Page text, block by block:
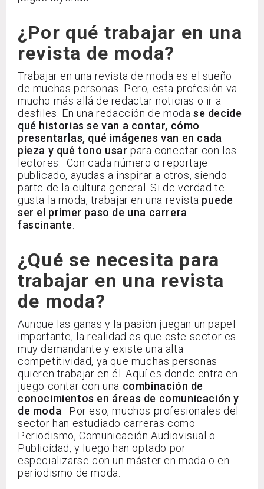
¿Por qué trabajar en una
revista de moda?
Trabajar en una revista de moda es el sueño
de muchas personas. Pero, esta profesión va
mucho más allá de redactar noticias o ir a
desfiles. En una redacción de modase decide
qué historias se van a contar, cómo
presentarlas, qué imágenes van en cada
pieza y qué tono usarpara conectar con los
lectores. Con cada número o reportaje
publicado, ayudas a inspirar a otros, siendo
parte de la cultura general. Si de verdad te
gusta la moda, trabajar en una revista puede
ser el primer paso de una carrera
fascinante.
¿Qué se necesita para
trabajar en una revista
de moda?
Aunque las ganas y la pasión juegan un papel
importante, la realidad es que este sector es
muy demandante y existe una alta
competitividad, ya que muchas personas
quieren trabajar en él. Aquí es donde entra en
juego contar con una combinación de
conocimientos en áreas de comunicación y
de moda. Por eso, muchos profesionales del
sector han estudiado carreras como
Periodismo, Comunicación Audiovisual o
Publicidad, y luego han optado por
especializarse con un máster en moda o en
periodismo de moda.